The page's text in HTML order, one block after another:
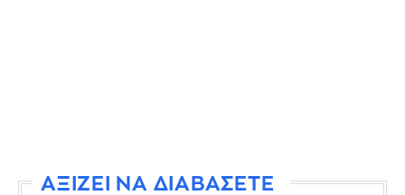
ΑΞΙΖΕΙ ΝΑ ΔΙΑΒΑΣΕΤΕ